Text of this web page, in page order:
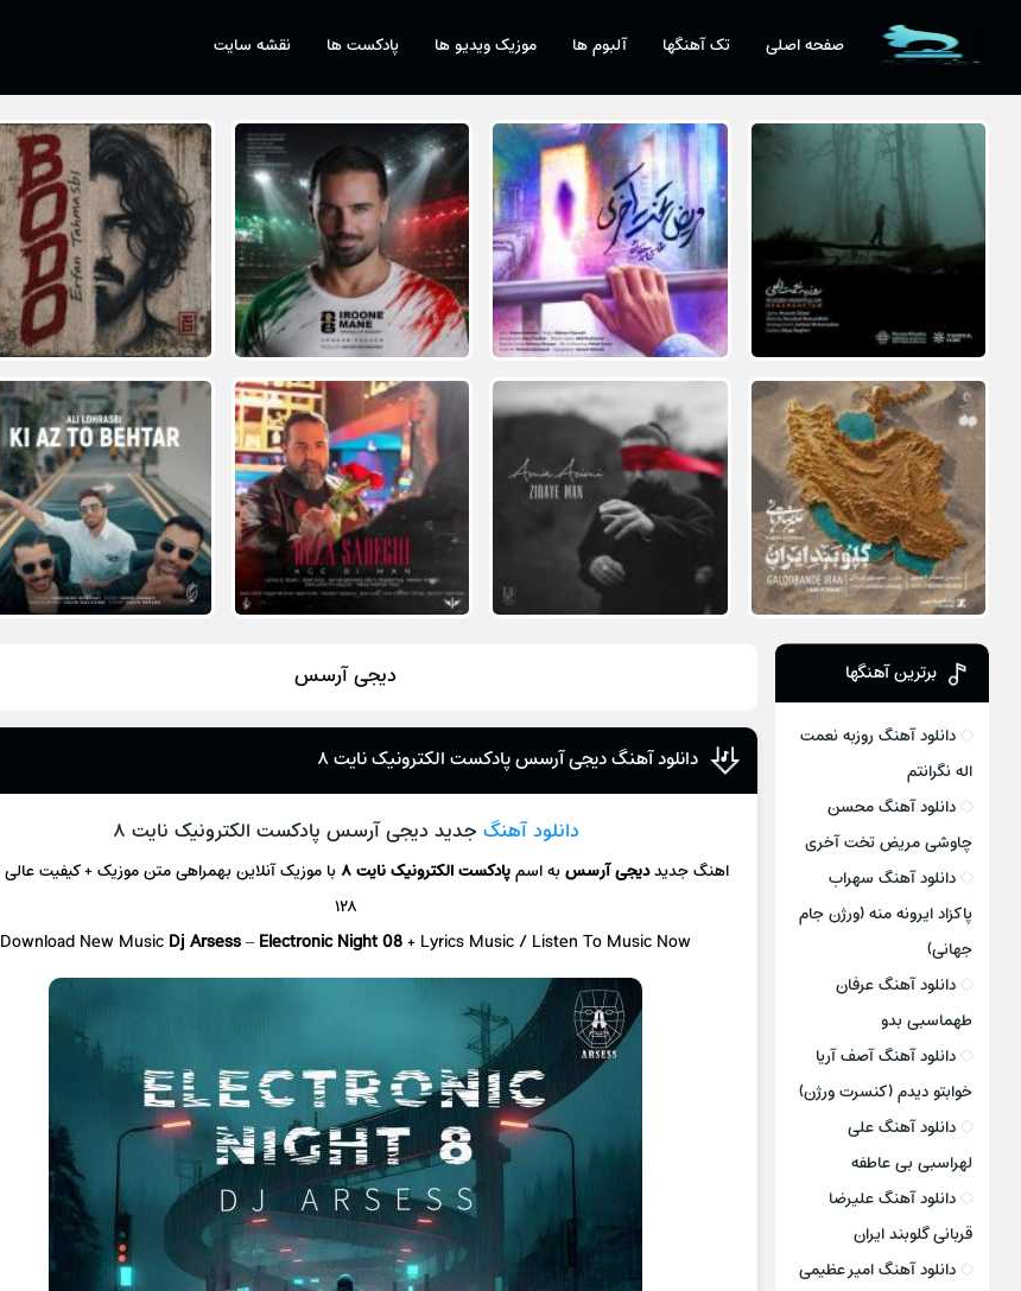
صفحه اصلی تک آهنگها آلبوم ها موزیک ویدیو ها پادکست ها نقشه سایت
دیجی آرسس
دانلود آهنگ دیجی آرسس پادکست الکترونیک نایت ۸
دانلود آهنگ جدید دیجی آرسس پادکست الکترونیک نایت ۸
اهنگ جدیددیجی آرسسبه اسمپادکست الکترونیک نایت ۸ با موزیک آنلاین
۱۲۸
Download New Music Dj Arsess– Electronic Night 08+ Lyrics Music / Listen To Music Now
برترین آهنگها
دانلود آهنگ روزبه نعمت
اله نگرانتم
دانلود آهنگ محسن
چاوشی مریض تخت آخری
دانلود آهنگ سهراب
پاکزاد ایرونه منه (ورژن جام
جهانی)
دانلود آهنگ عرفان
طهماسبی بدو
دانلود آهنگ آصف آریا
خوابتو دیدم (کنسرت ورژن)
دانلود آهنگ علی
لهراسبی بی عاطفه
دانلود آهنگ علیرضا
قربانی گلوبند ایران
دانلود آهنگ امیر عظیمی